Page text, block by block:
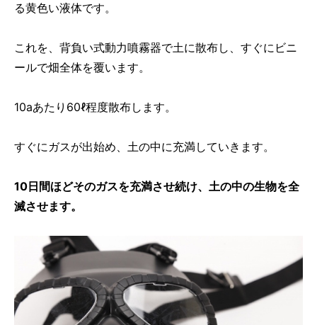
る黄色い液体です。
これを、背負い式動力噴霧器で土に散布し、すぐにビニ
ールで畑全体を覆います。
10aあたり60ℓ程度散布します。
すぐにガスが出始め、土の中に充満していきます。
10日間ほどそのガスを充満させ続け、土の中の生物を全
滅させます。